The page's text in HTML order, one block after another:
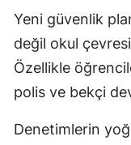
Yeni güvenlik
değil okul
Özellikle
polis ve bekçi
Denetimlerin